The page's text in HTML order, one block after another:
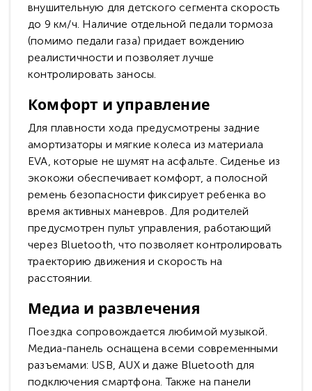
внушительную для детского сегмента скорость
до 9 км/ч. Наличие отдельной педали тормоза
(помимо педали газа) придает вождению
реалистичности и позволяет лучше
контролировать заносы.
Комфорт и управление
Для плавности хода предусмотрены задние
амортизаторы и мягкие колеса из материала
EVA, которые не шумят на асфальте. Сиденье из
экокожи обеспечивает комфорт, а полосной
ремень безопасности фиксирует ребенка во
время активных маневров. Для родителей
предусмотрен пульт управления, работающий
через Bluetooth, что позволяет контролировать
траекторию движения и скорость на
расстоянии.
Медиа и развлечения
Поездка сопровождается любимой музыкой.
Медиа-панель оснащена всеми современными
разъемами: USB, AUX и даже Bluetooth для
подключения смартфона. Также на панели